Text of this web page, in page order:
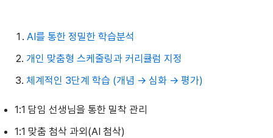
AI를 통한 정밀한 학습분석
개인 맞춤형 스케줄링과 커리큘럼 지정
체계적인 3단계 학습 (개념 → 심화 → 평가)
1:1 담임 선생님을 통한 밀착 관리
1:1 맞춤 첨삭 과외(AI 첨삭)